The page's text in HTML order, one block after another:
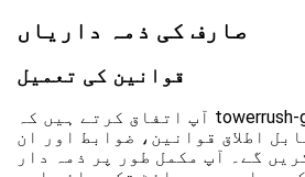
صارف کی ذمہ داریاں
قوانین کی تعمیل
آپ اتفاق کرتے ہیں کہ towerrush-galaxsys.com کا
اطلاق قوانین، ضوابط اور ان
گے۔ آپ مکمل طور پر ذمہ دار